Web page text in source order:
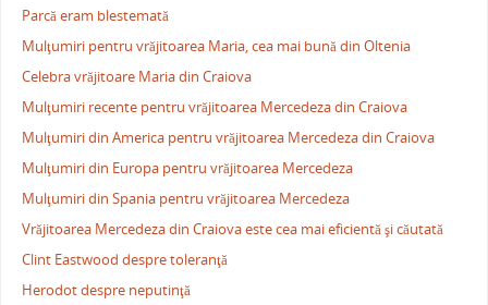
Parcă eram blestemată
Mulţumiri pentru vrăjitoarea Maria, cea mai bună din Oltenia
Celebra vrăjitoare Maria din Craiova
Mulţumiri recente pentru vrăjitoarea Mercedeza din Craiova
Mulţumiri din America pentru vrăjitoarea Mercedeza din Craiova
Mulţumiri din Europa pentru vrăjitoarea Mercedeza
Mulţumiri din Spania pentru vrăjitoarea Mercedeza
Vrăjitoarea Mercedeza din Craiova este cea mai eficientă şi căutată
Clint Eastwood despre toleranţă
Herodot despre neputinţă